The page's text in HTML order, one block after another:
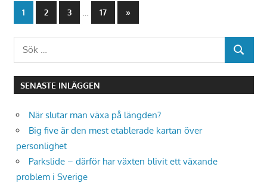
Sidnumrering
för
inlägg
1 2 3 17
Nästa
inlägg
»
Sök
SÖK
SENASTE INLÄGGEN
När slutar man växa på längden?
Big five är den mest etablerade kartan över
personlighet
Parkslide – därför har växten blivit ett växande
problem i Sverige